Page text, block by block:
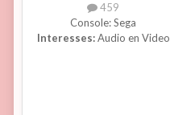
459
Console:Sega
Interesses:Audio en Video